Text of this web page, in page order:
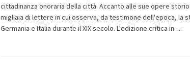
cittadinanza onoraria della città. Accanto alle sue opere
migliaia di lettere in cui osserva, da testimone dell'epoca, la
Germania e Italia durante il XIX secolo. L'edizione critica in ...